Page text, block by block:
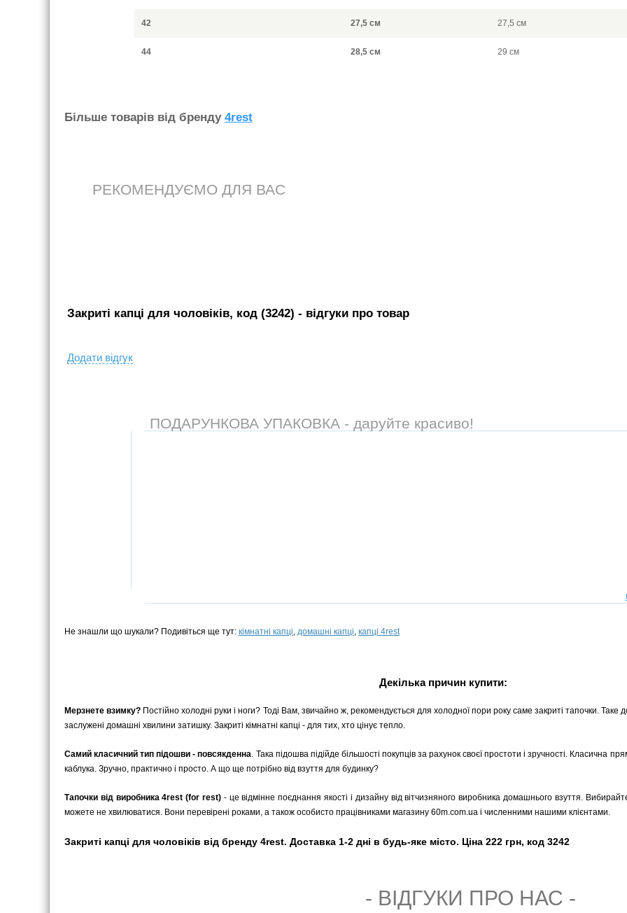
42 27,5 см 27,5 см
44 28,5 см 29 см
Бiльше товарiв вiд бренду 4rest
РЕКОМЕНДУЄМО ДЛЯ ВАС
Закриті капці для чоловіків, код (3242) - вiдгуки про товар
Додати вiдгук
ПОДАРУНКОВА УПАКОВКА - даруйте красиво!
Не знашли що шукали? Подивіться ще тут: кімнатні капці домашні капці капці 4rest
Декілька причин купити:
Мерзнете взимку? Постійно холодні руки і ноги? Тоді Вам, звичайно ж, рекомендується для холодної пори року саме закриті тапочки. Таке
заслужені домашні хвилини затишку. Закриті кімнатні капці - для тих, хто цінує тепло.
Самий класичний тип підошви - повсякденна . Така підошва підійде більшості покупців за рахунок своєї простоти і зручності. Класична
каблука. Зручно, практично і просто. А що ще потрібно від взуття для будинку?
Тапочки від виробника 4rest (for rest) - це відмінне поєднання якості і дизайну від вітчизняного виробника домашнього взуття.
можете не хвилюватися. Вони перевірені роками, а також особисто працівниками магазину 60m.com.ua і численними нашими клієнтами.
Закриті капці для чоловіків від бренду 4rest. Доставка 1-2 дні в будь-яке місто. Ціна 222 грн, код 3242
- ВIДГУКИ ПРО НАС -